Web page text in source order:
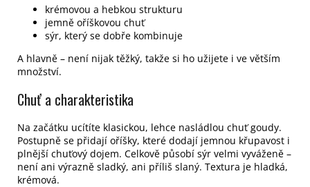
krémovou a hebkou strukturu
jemně oříškovou chuť
sýr, který se dobře kombinuje
A hlavně – není nijak těžký, takže si ho užijete i ve větším
množství.
Chuť a charakteristika
Na začátku ucítíte klasickou, lehce nasládlou chuť goudy.
Postupně se přidají oříšky, které dodají jemnou křupavost i
plnější chuťový dojem. Celkově působí sýr velmi vyváženě –
není ani výrazně sladký, ani příliš slaný. Textura je hladká,
krémová.